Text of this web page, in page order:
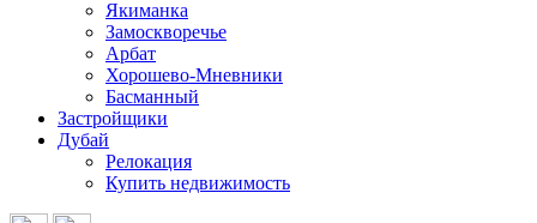
Якиманка
Замоскворечье
Арбат
Хорошево-Мневники
Басманный
Застройщики
Дубай
Релокация
Купить недвижимость